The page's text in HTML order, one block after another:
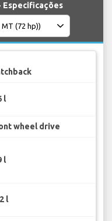
Especificações
l
wheel drive
l
l